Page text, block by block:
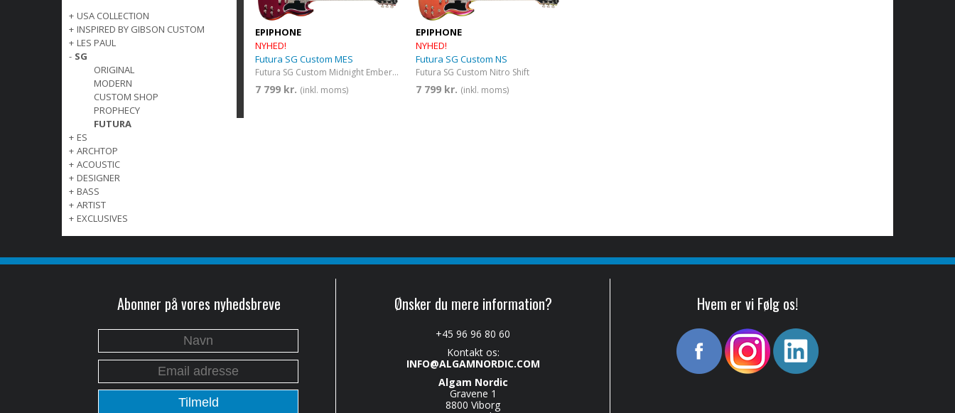
+ USA COLLECTION
+ INSPIRED BY GIBSON CUSTOM
+ LES PAUL
- SG
ORIGINAL
MODERN
CUSTOM SHOP
PROPHECY
FUTURA
+ ES
+ ARCHTOP
+ ACOUSTIC
+ DESIGNER
+ BASS
+ ARTIST
+ EXCLUSIVES
EPIPHONE
NYHED!
Futura SG Custom MES
Futura SG Custom Midnight Ember Shift
7 799 kr. (inkl. moms)
EPIPHONE
NYHED!
Futura SG Custom NS
Futura SG Custom Nitro Shift
7 799 kr. (inkl. moms)
Abonner på vores nyhedsbreve Ønsker du mere information?
+45 96 96 80 60
Kontakt os:
INFO@ALGAMNORDIC.COM
Algam Nordic
Gravene 1
8800 Viborg
Hvem er vi Følg os!